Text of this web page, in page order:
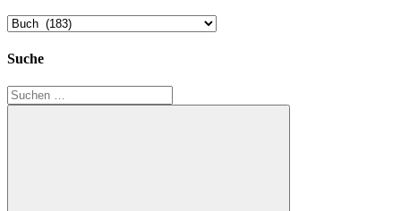
Kategorien
Suche
Suchen
nach: